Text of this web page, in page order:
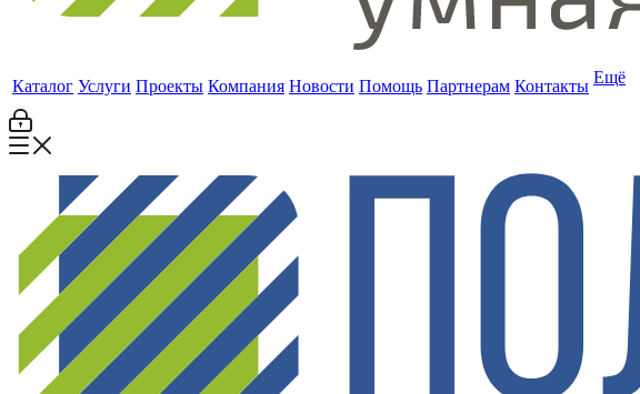
Каталог Услуги Проекты Компания Новости Помощь Партнерам Контакты Ещё